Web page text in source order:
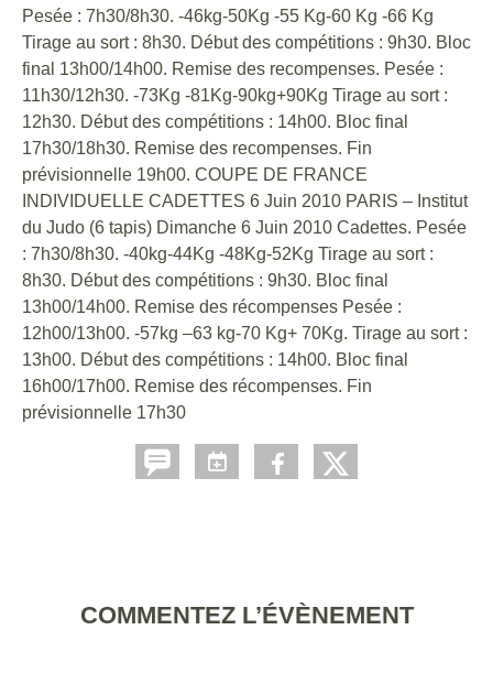
Pesée : 7h30/8h30. -46kg-50Kg -55 Kg-60 Kg -66 Kg
Tirage au sort : 8h30. Début des compétitions : 9h30. Bloc
final 13h00/14h00. Remise des recompenses. Pesée :
11h30/12h30. -73Kg -81Kg-90kg+90Kg Tirage au sort :
12h30. Début des compétitions : 14h00. Bloc final
17h30/18h30. Remise des recompenses. Fin
prévisionnelle 19h00. COUPE DE FRANCE
INDIVIDUELLE CADETTES 6 Juin 2010 PARIS – Institut
du Judo (6 tapis) Dimanche 6 Juin 2010 Cadettes. Pesée
: 7h30/8h30. -40kg-44Kg -48Kg-52Kg Tirage au sort :
8h30. Début des compétitions : 9h30. Bloc final
13h00/14h00. Remise des récompenses Pesée :
12h00/13h00. -57kg –63 kg-70 Kg+ 70Kg. Tirage au sort :
13h00. Début des compétitions : 14h00. Bloc final
16h00/17h00. Remise des récompenses. Fin
prévisionnelle 17h30
COMMENTEZ L’ÉVÈNEMENT